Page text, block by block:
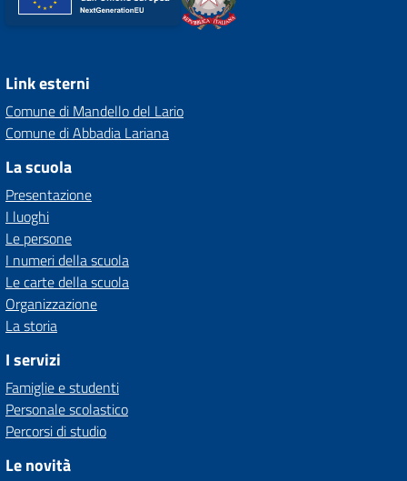
Link esterni
Comune di Mandello del Lario
Comune di Abbadia Lariana
La scuola
Presentazione
I luoghi
Le persone
I numeri della scuola
Le carte della scuola
Organizzazione
La storia
I servizi
Famiglie e studenti
Personale scolastico
Percorsi di studio
Le novità